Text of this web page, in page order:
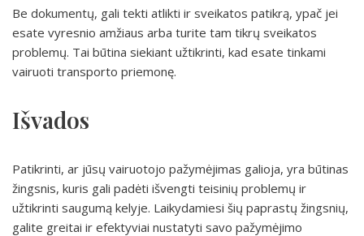
Be dokumentų, gali tekti atlikti ir sveikatos patikrą, ypač jei
esate vyresnio amžiaus arba turite tam tikrų sveikatos
problemų. Tai būtina siekiant užtikrinti, kad esate tinkami
vairuoti transporto priemonę.
Išvados
Patikrinti, ar jūsų vairuotojo pažymėjimas galioja, yra būtinas
žingsnis, kuris gali padėti išvengti teisinių problemų ir
užtikrinti saugumą kelyje. Laikydamiesi šių paprastų žingsnių,
galite greitai ir efektyviai nustatyti savo pažymėjimo